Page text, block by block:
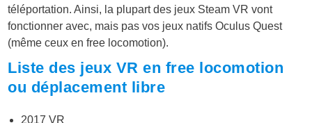
téléportation. Ainsi, la plupart des jeux Steam VR vont
fonctionner avec, mais pas vos jeux natifs Oculus Quest
(même ceux en free locomotion).
Liste des jeux VR en free locomotion
ou déplacement libre
2017 VR